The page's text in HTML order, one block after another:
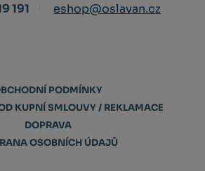
191
eshop@oslavan.cz
PODMÍNKY
KUPNÍ SMLOUVY / REKLAMACE
DOPRAVA
OSOBNÍCH ÚDAJŮ